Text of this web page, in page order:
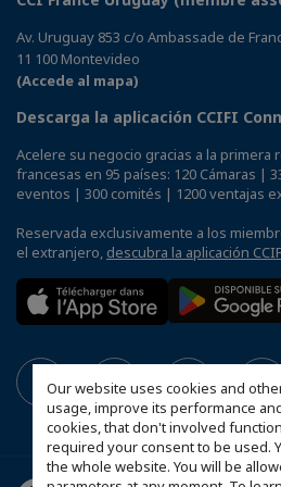
Our website uses cookies and
usage, improve its performance
cookies, that don't involved
required your consent to be used.
the whole website. You will be
Av. Uruguay 853 c/o Ambassade de
11 100 Montevideo
(Accede al mapa)
Descarga la aplicación CCIFI
Acelere su negocio gracias a la primera
francesas en 95 países: 120 Cámaras |
eventos | 300 comités | 1200 ventajas
Reservada exclusivamente a los
el extranjero, descubra la aplicación